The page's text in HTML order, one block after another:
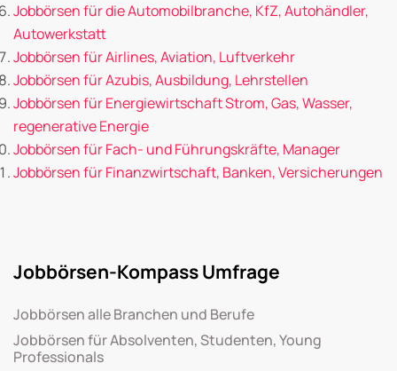
Jobbörsen für die Automobilbranche, KfZ, Autohändler,
Autowerkstatt
Jobbörsen für Airlines, Aviation, Luftverkehr
Jobbörsen für Azubis, Ausbildung, Lehrstellen
Jobbörsen für Energiewirtschaft Strom, Gas, Wasser,
regenerative Energie
Jobbörsen für Fach- und Führungskräfte, Manager
Jobbörsen für Finanzwirtschaft, Banken, Versicherungen
Jobbörsen-Kompass Umfrage
Jobbörsen alle Branchen und Berufe
Jobbörsen für Absolventen, Studenten, Young
Professionals